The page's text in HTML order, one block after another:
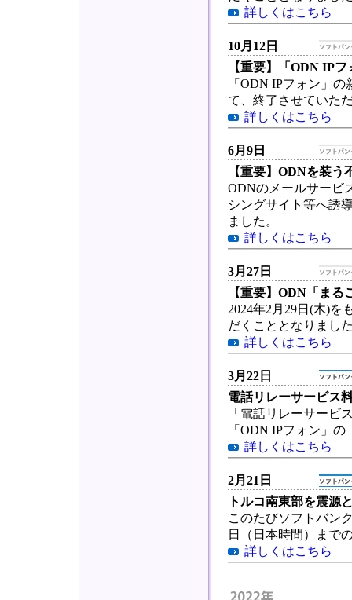
詳しくはこちら
10月12日
【重要】「ODN IP
「ODN IPフォン」
て、終了させていた
詳しくはこちら
6月9日
【重要】ODNを装
ODNのメールサービ
シングサイト等へ誘
ました。
詳しくはこちら
3月27日
【重要】ODN「ま
2024年2月29日(木)を
だくこととなりまし
詳しくはこちら
3月22日
電話リレーサービス
「電話リレーサービ
「ODN IPフォン」
詳しくはこちら
2月21日
トルコ南東部を震源
このたびソフトバン
日（日本時間）まで
詳しくはこちら